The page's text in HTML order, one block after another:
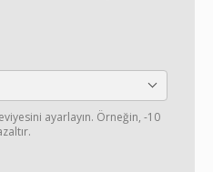
ayarlayın. Örneğin, -10